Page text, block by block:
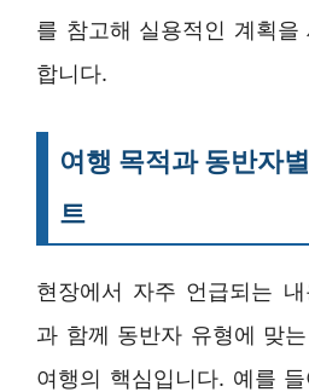
를 참고해 실용적인 계획
합니다.
여행 목적과 동반자
트
현장에서 자주 언급되는
과 함께 동반자 유형에 맞
여행의 핵심입니다. 예를